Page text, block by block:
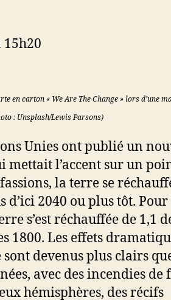
15h20
en carton « We Are The Change » lors d’une
: Unsplash/Lewis Parsons)
Unies ont publié un
l’accent sur un
la terre se
d’ici 2040 ou plus tôt.
s’est réchauffée de 1,1
1800. Les effets
devenus plus clairs
avec des incendies de
hémisphères, des récifs